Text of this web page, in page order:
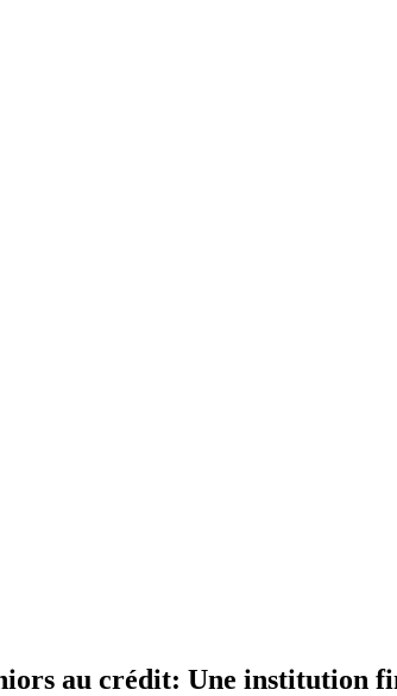
au crédit: Une institution